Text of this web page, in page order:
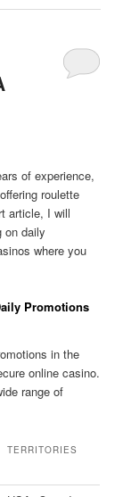
of experience,
roulette
article, I will
on daily
where you
Promotions
in the
online casino.
range of
TERRITORIES